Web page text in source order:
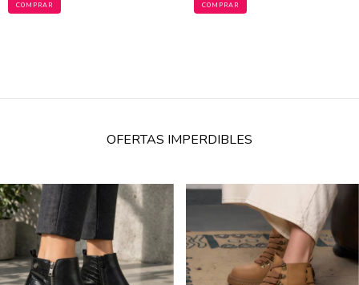
COMPRAR COMPRAR
OFERTAS IMPERDIBLES